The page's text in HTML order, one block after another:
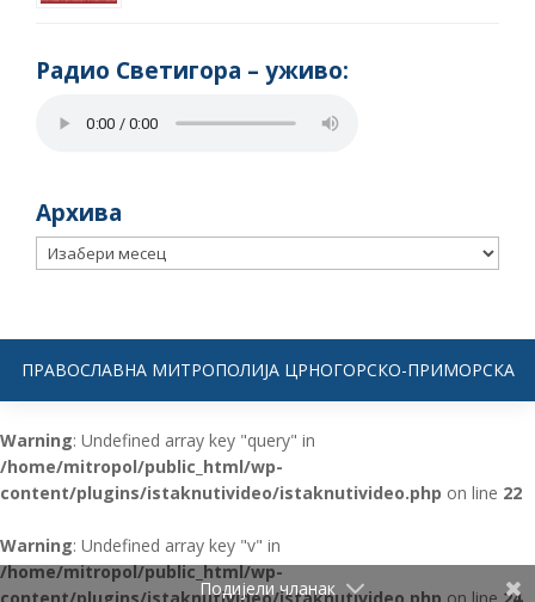
Радио Светигора – yживо:
Архива
Архива
ПРАВОСЛАВНА МИТРОПОЛИЈА ЦРНОГОРСКО-ПРИМОРСКА
Warning: Undefined array key "query" in
/home/mitropol/public_html/wp-
content/plugins/istaknutivideo/istaknutivideo.php on line 22
Warning: Undefined array key "v" in
/home/mitropol/public_html/wp-
content/plugins/istaknutivideo/istaknutivideo.php on line 24
Подијели чланак